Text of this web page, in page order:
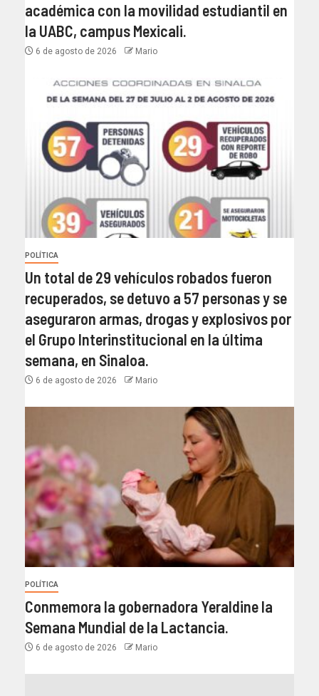
académica con la movilidad estudiantil en
la UABC, campus Mexicali.
6 de agosto de 2026 Mario
POLÍTICA
Un total de 29 vehículos robados fueron
recuperados, se detuvo a 57 personas y se
aseguraron armas, drogas y explosivos por
el Grupo Interinstitucional en la última
semana, en Sinaloa.
6 de agosto de 2026 Mario
POLÍTICA
Conmemora la gobernadora Yeraldine la
Semana Mundial de la Lactancia.
6 de agosto de 2026 Mario